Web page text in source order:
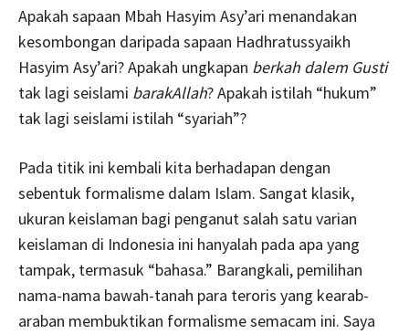
Apakah sapaan Mbah Hasyim Asy’ari menandakan
kesombongan daripada sapaan Hadhratussyaikh
Hasyim Asy’ari? Apakah ungkapan berkah dalem Gusti
tak lagi seislami barakAllah? Apakah istilah “hukum”
tak lagi seislami istilah “syariah”?
Pada titik ini kembali kita berhadapan dengan
sebentuk formalisme dalam Islam. Sangat klasik,
ukuran keislaman bagi penganut salah satu varian
keislaman di Indonesia ini hanyalah pada apa yang
tampak, termasuk “bahasa.” Barangkali, pemilihan
nama-nama bawah-tanah para teroris yang kearab-
araban membuktikan formalisme semacam ini. Saya